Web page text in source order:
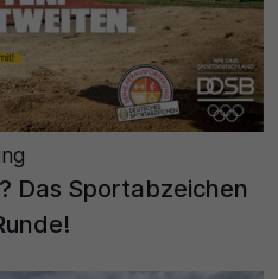
Das Sportabzeichen